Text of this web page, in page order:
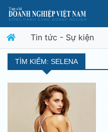
Tin tức - Sự kiện
TÌM KIẾM: SELENA